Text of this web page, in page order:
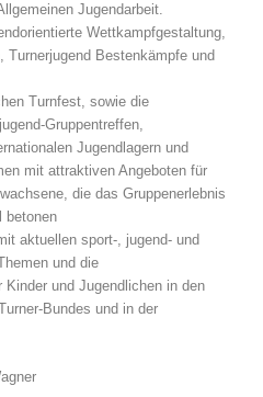
Jugendarbeit.
Wettkampfgestaltung,
Turnerjugend Bestenkämpfe und
Turnfest, sowie die
Gruppentreffen,
Jugendlagern und
mit attraktiven Angeboten für
die das Gruppenerlebnis
betonen
aktuellen sport-, jugend- und
und die
Kinder und Jugendlichen in den
Bundes und in der